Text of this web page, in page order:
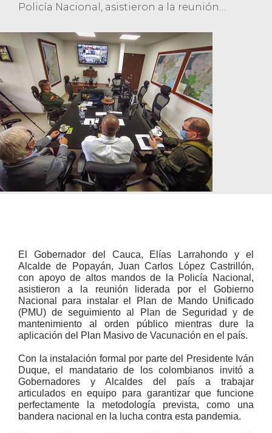
Policía Nacional, asistieron a la reunión
El Gobernador del Cauca, Elías Larrahondo y el
Alcalde de Popayán, Juan Carlos López Castrillón,
con apoyo de altos mandos de la Policía Nacional,
asistieron a la reunión liderada por el Gobierno
Nacional para instalar el Plan de Mando Unificado
(PMU) de seguimiento al Plan de Seguridad y de
mantenimiento al orden público mientras dure la
aplicación del Plan Masivo de Vacunación en el país.
Con la instalación formal por parte del Presidente Iván
Duque, el mandatario de los colombianos invitó a
Gobernadores y Alcaldes del país a trabajar
articulados en equipo para garantizar que funcione
perfectamente la metodología prevista, como una
bandera nacional en la lucha contra esta pandemia.